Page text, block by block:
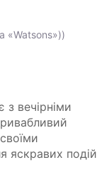
«Watsons»))
з вечірніми
яскравих подій